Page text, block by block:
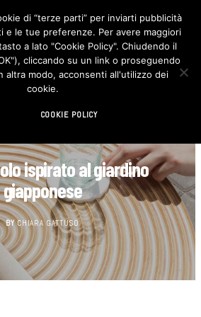
F
c
e
b
o
I
n
s
t
ispirato al giardino
giapponese
BY CHIARA GATTUSO
di “terze parti” per inviarti pubblicità
e le tue preferenze. Per avere maggiori
a lato "Cookie Policy". Chiudendo il
cliccando su un link o proseguendo
altra modo, acconsenti all'utilizzo dei
cookie.
COOKIE POLICY